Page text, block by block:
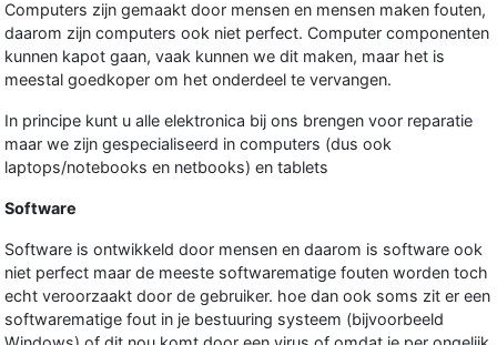
Computers zijn gemaakt door mensen en mensen maken fouten,
daarom zijn computers ook niet perfect. Computer componenten
kunnen kapot gaan, vaak kunnen we dit maken, maar het is
meestal goedkoper om het onderdeel te vervangen.
In principe kunt u alle elektronica bij ons brengen voor reparatie
maar we zijn gespecialiseerd in computers (dus ook
laptops/notebooks en netbooks) en tablets
Software
Software is ontwikkeld door mensen en daarom is software ook
niet perfect maar de meeste softwarematige fouten worden toch
echt veroorzaakt door de gebruiker. hoe dan ook soms zit er een
softwarematige fout in je bestuuring systeem (bijvoorbeeld